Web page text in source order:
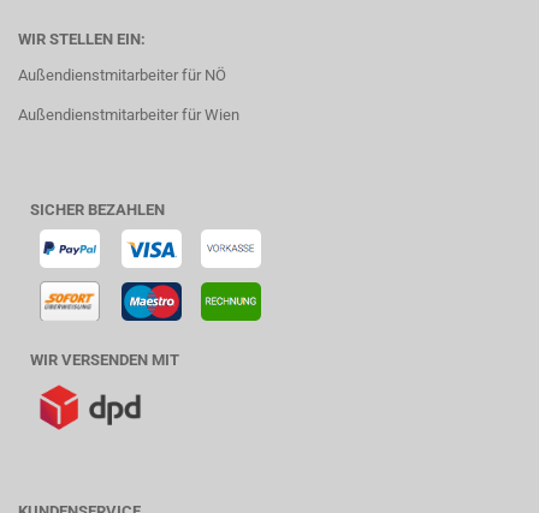
WIR STELLEN EIN:
Außendienstmitarbeiter für NÖ
Außendienstmitarbeiter für Wien
SICHER BEZAHLEN
WIR VERSENDEN MIT